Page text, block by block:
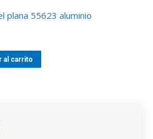
plana 55623 aluminio
al carrito